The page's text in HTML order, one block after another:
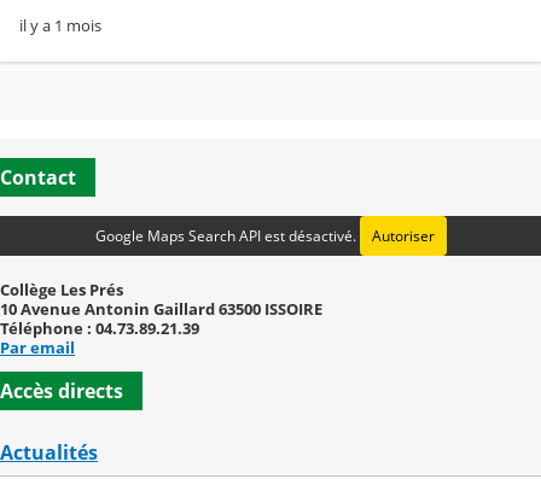
il y a 1 mois
Contact
Google Maps Search API est désactivé. Autoriser
Collège Les Prés
10 Avenue Antonin Gaillard 63500 ISSOIRE
Téléphone : 04.73.89.21.39
Par email
Accès directs
Actualités